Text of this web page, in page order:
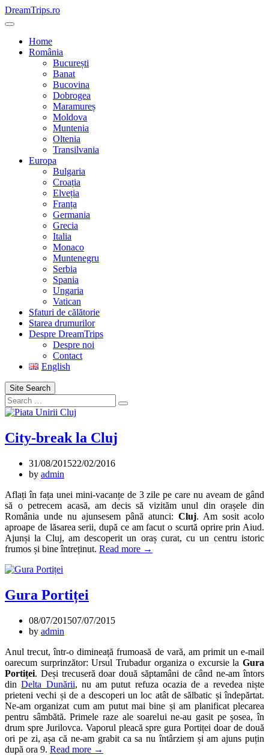
Skip
to
DreamTrips.ro
Home
România
București
Banat
Bucovina
Dobrogea
Maramureș
Moldova
Muntenia
Oltenia
Transilvania
Europa
Bulgaria
Croația
Elveția
Franța
Germania
Grecia
Italia
Monaco
Muntenegru
Serbia
Spania
Ungaria
Vatican
Sfaturi de călătorie
Starea drumurilor
Despre DreamTrips
Despre noi
Contact
English
Site Search
Search
City-break la Cluj
31/08/201522/02/2016
by admin
Aflați în fața unei mini-vacanțe de 3 zile pe care nu aveam de gând
să o petrecem acasă, am decis să vizităm unul din orașele din
România unde nu ajunsesem până atunci: Cluj. Am sosit acolo
aproape de lăsarea serii, după ce am facut o scurtă oprire prin Aiud.
Ajunși la Cluj, am descoperit un oraș curat, cu un centru istoric
frumos și bine întreținut. Read more „City-
→
Gura Portiței
08/07/201507/07/2015
by admin
Anul trecut, într-o dimineață frumoasă de vară, am primit un e-mail
oarecum surprinzător: Ursul Trubadur organiza o excursie la Gura
Portiței. Deși trecuseră doar două săptamâni de când ne-am întors
dinDelta Dunării, nu am putut refuza ocazia de a revedea niște
prieteni vechi și de a descoperi un loc atât de sălbatic și îndepărtat.
Ne-am organizat cum am putut mai bine și am planificat plecarea
pentru sâmbătă. Primele raze ale soarelui ne-au gasit pe șosea, în
drum spre Jurilovca. Vaporul pleacă spre gura Portiței doar de două
ori pe zi, așa că ne-am grabit ca sa nu întârziem și am ajuns puțin
după ora 9. Read more „Gura
→